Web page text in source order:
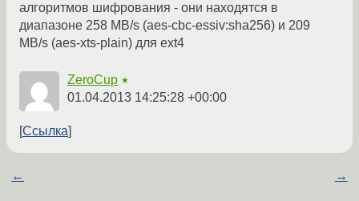
алгоритмов шифрования - они находятся в
диапазоне 258 MB/s (aes-cbc-essiv:sha256) и 209
MB/s (aes-xts-plain) для ext4
ZeroCup ★
01.04.2013 14:25:28 +00:00
Ссылка
← →